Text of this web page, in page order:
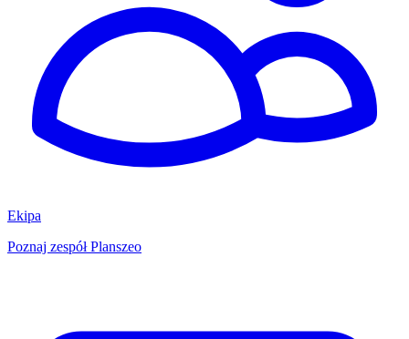
Ekipa
Poznaj zespół Planszeo